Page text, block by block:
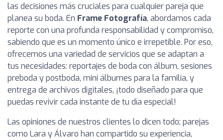
las decisiones más cruciales para cualquier pareja que
planea su boda. En Frame Fotografía, abordamos cada
reporte con una profunda responsabilidad y compromiso,
sabiendo que es un momento único e irrepetible. Por eso,
ofrecemos una variedad de servicios que se adaptan a
tus necesidades: reportajes de boda con álbum, sesiones
preboda y postboda, mini álbumes para la familia, y
entrega de archivos digitales, ¡todo diseñado para que
puedas revivir cada instante de tu día especial!
Las opiniones de nuestros clientes lo dicen todo; parejas
como Lara y Álvaro han compartido su experiencia,